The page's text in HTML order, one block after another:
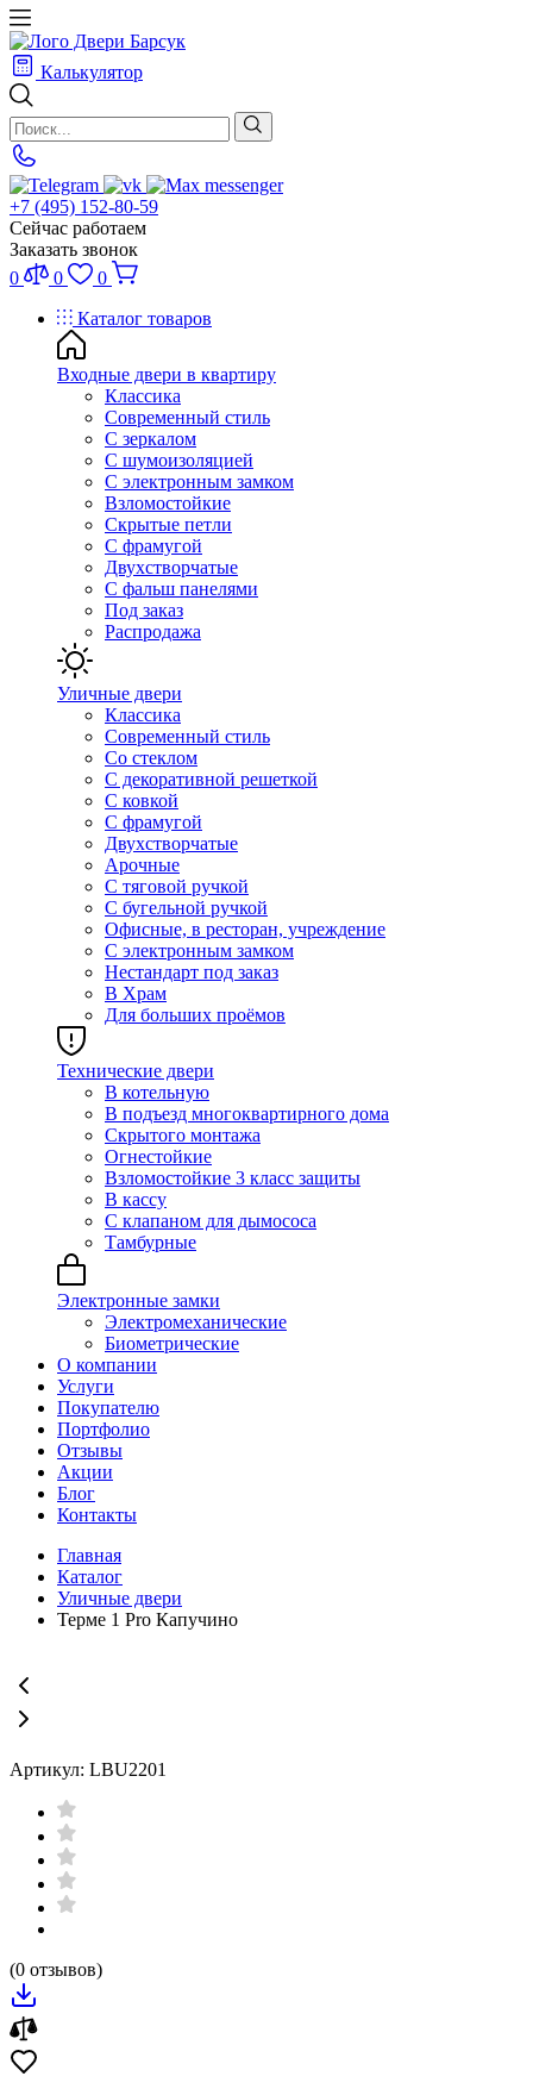
Калькулятор
+7 (495) 152-80-59
Сейчас работаем
Заказать звонок
0
0
0
Каталог товаров
Входные двери в квартиру
Классика
Современный стиль
С зеркалом
С шумоизоляцией
С электронным замком
Взломостойкие
Скрытые петли
С фрамугой
Двухстворчатые
С фальш панелями
Под заказ
Распродажа
Уличные двери
Классика
Современный стиль
Со стеклом
С декоративной решеткой
С ковкой
С фрамугой
Двухстворчатые
Арочные
С тяговой ручкой
С бугельной ручкой
Офисные, в ресторан, учреждение
С электронным замком
Нестандарт под заказ
В Храм
Для больших проёмов
Технические двери
В котельную
В подъезд многоквартирного дома
Скрытого монтажа
Огнестойкие
Взломостойкие 3 класс защиты
В кассу
С клапаном для дымососа
Тамбурные
Электронные замки
Электромеханические
Биометрические
О компании
Услуги
Покупателю
Портфолио
Отзывы
Акции
Блог
Контакты
Главная
Каталог
Уличные двери
Терме 1 Pro Капучино
Артикул: LBU2201
(0 отзывов)